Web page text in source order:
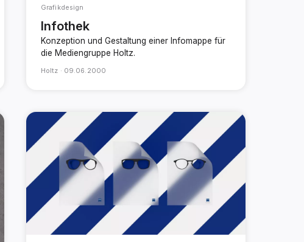
Grafikdesign
Infothek
Konzeption und Gestaltung einer Infomappe für
die Mediengruppe Holtz.
Holtz · 09.06.2000